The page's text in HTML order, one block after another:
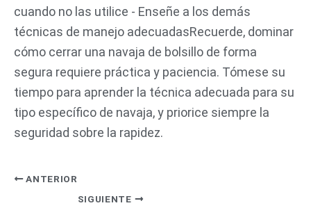
cuando no las utilice - Enseñe a los demás
técnicas de manejo adecuadasRecuerde, dominar
cómo cerrar una navaja de bolsillo de forma
segura requiere práctica y paciencia. Tómese su
tiempo para aprender la técnica adecuada para su
tipo específico de navaja, y priorice siempre la
seguridad sobre la rapidez.
ANTERIOR
SIGUIENTE